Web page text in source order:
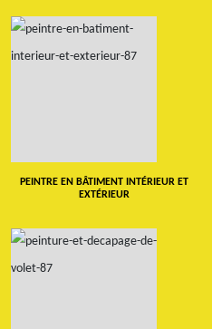
PEINTRE EN BÂTIMENT INTÉRIEUR ET
EXTÉRIEUR